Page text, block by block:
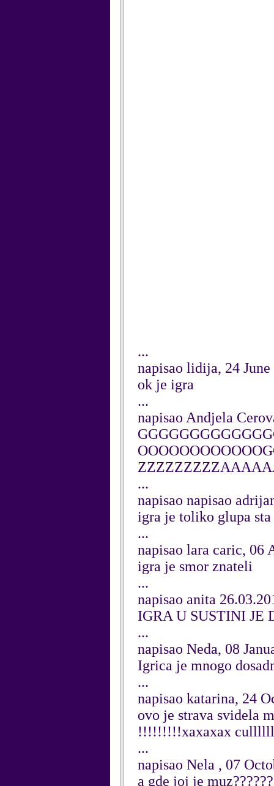
...
napisao lidija, 24 June
ok je igra
...
napisao Andjela
...
napisao napisao
igra je toliko glupa
...
napisao lara caric, 06
igra je smor znateli
...
napisao anita
IGRA U SUSTINI JE
...
napisao Neda, 08
Igrica je mnogo
...
napisao katarina, 24
ovo je strava svidela
!!!!!!!!!xaxaxax
...
napisao Nela , 07
a gde joj je